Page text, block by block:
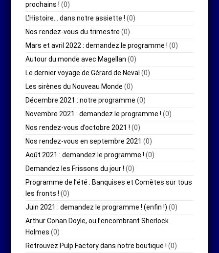
prochains ! (0)
L’Histoire… dans notre assiette ! (0)
Nos rendez-vous du trimestre (0)
Mars et avril 2022 : demandez le programme ! (0)
Autour du monde avec Magellan (0)
Le dernier voyage de Gérard de Neval (0)
Les sirènes du Nouveau Monde (0)
Décembre 2021 : notre programme (0)
Novembre 2021 : demandez le programme ! (0)
Nos rendez-vous d’octobre 2021 ! (0)
Nos rendez-vous en septembre 2021 (0)
Août 2021 : demandez le programme ! (0)
Demandez les Frissons du jour ! (0)
Programme de l’été : Banquises et Comètes sur tous
les fronts ! (0)
Juin 2021 : demandez le programme ! (enfin !) (0)
Arthur Conan Doyle, ou l’encombrant Sherlock
Holmes (0)
Retrouvez Pulp Factory dans notre boutique ! (0)